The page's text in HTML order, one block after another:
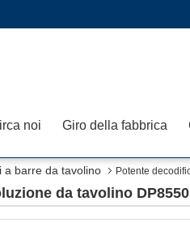
noi Giro della fabbrica
a barre da tavolino Potente
da tavolino